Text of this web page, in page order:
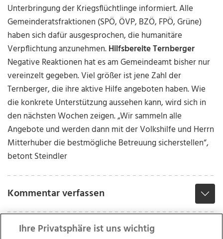
Unterbringung der Kriegsflüchtlinge informiert. Alle
Gemeinderatsfraktionen (SPÖ, ÖVP, BZÖ, FPÖ, Grüne)
haben sich dafür ausgesprochen, die humanitäre
Verpflichtung anzunehmen.Hilfsbereite Ternberger
Negative Reaktionen hat es am Gemeindeamt bisher nur
vereinzelt gegeben. Viel größer ist jene Zahl der
Ternberger, die ihre aktive Hilfe angeboten haben. Wie
die konkrete Unterstützung aussehen kann, wird sich in
den nächsten Wochen zeigen. „Wir sammeln alle
Angebote und werden dann mit der Volkshilfe und Herrn
Mitterhuber die bestmögliche Betreuung sicherstellen“,
betont Steindler
Kommentar verfassen
Ihre Privatsphäre ist uns wichtig